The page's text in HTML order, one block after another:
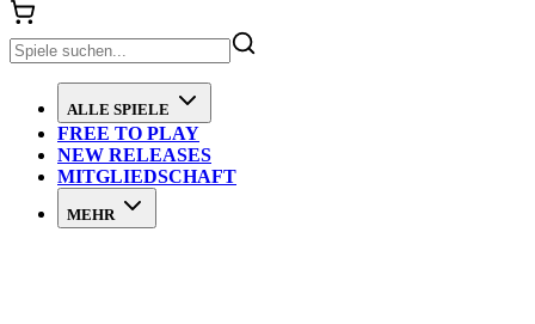
ALLE SPIELE
FREE TO PLAY
NEW RELEASES
MITGLIEDSCHAFT
MEHR